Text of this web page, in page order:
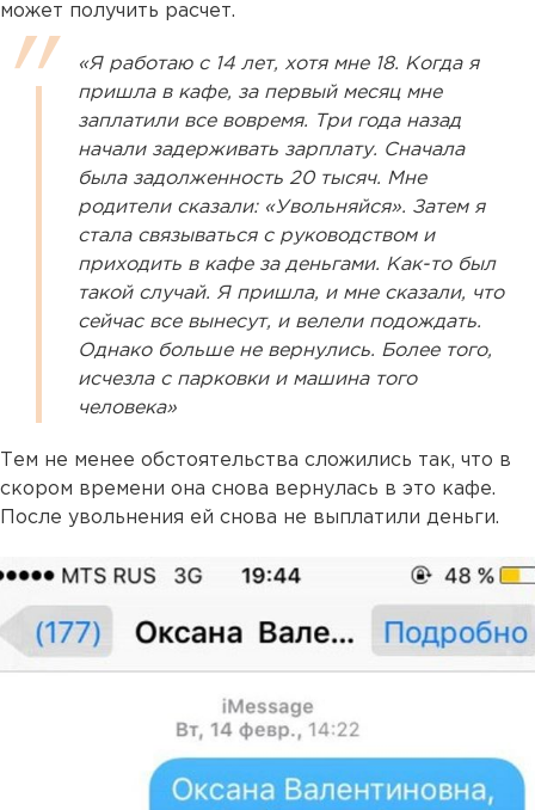
может получить расчет.
«Я работаю с 14 лет, хотя мне 18. Когда я
пришла в кафе, за первый месяц мне
заплатили все вовремя. Три года назад
начали задерживать зарплату. Сначала
была задолженность 20 тысяч. Мне
родители сказали: «Увольняйся». Затем я
стала связываться с руководством и
приходить в кафе за деньгами. Как-то был
такой случай. Я пришла, и мне сказали, что
сейчас все вынесут, и велели подождать.
Однако больше не вернулись. Более того,
исчезла с парковки и машина того
человека»
Тем не менее обстоятельства сложились так, что в
скором времени она снова вернулась в это кафе.
После увольнения ей снова не выплатили деньги.